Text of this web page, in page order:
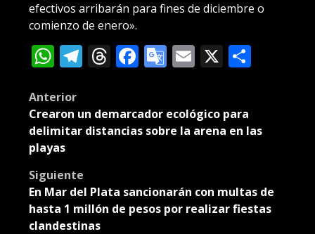
efectivos arribarán para fines de diciembre o
comienzo de enero».
WhatsApp
Telegram
Threads
Facebook
Google
Email
X
Post
navigation
Anterior
Crearon un demarcador ecológico para
delimitar distancias sobre la arena en las
playas
Siguiente
En Mar del Plata sancionarán con multas de
hasta 1 millón de pesos por realizar fiestas
clandestinas